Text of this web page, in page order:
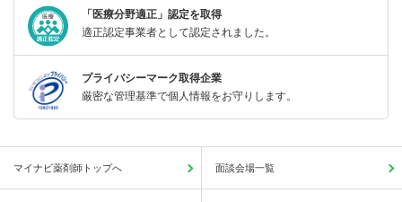
「医療分野適正」認定を取得
適正認定事業者として認定されました。
プライバシーマーク取得企業
厳密な管理基準で個人情報をお守りします。
マイナビ薬剤師トップへ 面談会場一覧